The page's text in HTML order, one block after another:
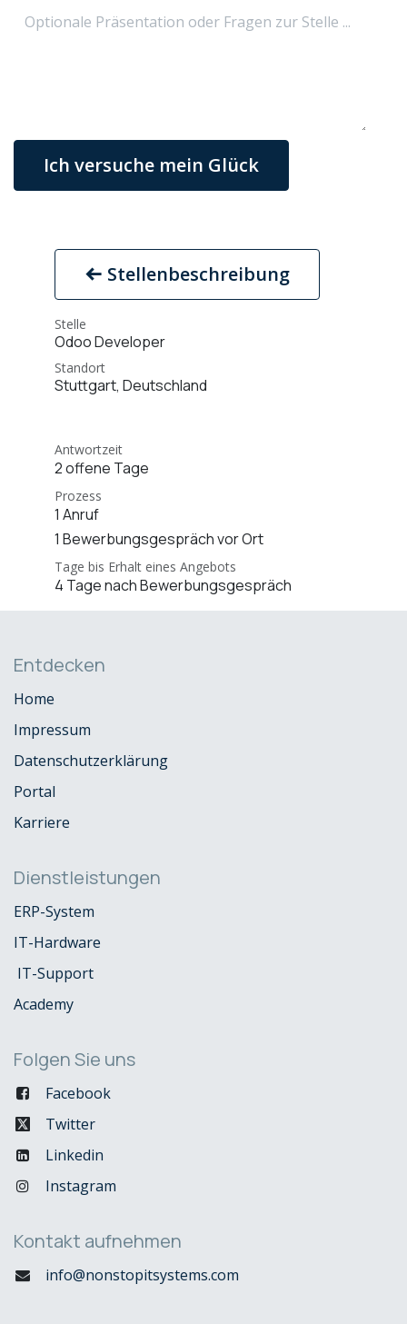
Ich versuche mein Glück
Stellenbeschreibung
Stelle
Odoo Developer
Standort
Stuttgart, Deutschland
Antwortzeit
2 offene Tage
Prozess
1 Anruf
1 Bewerbungsgespräch vor Ort
Tage bis Erhalt eines Angebots
4 Tage nach Bewerbungsgespräch
Entdecken
Home
Impressum
Datenschutzerklärung
Portal
Karriere
Dienstleistungen
ERP-System
IT-Hardware
IT-Support
Academy
Folgen Sie uns
Facebook
Twitter
Linkedin
Instagram
Kontakt aufnehmen
info@nonstopitsystems.com